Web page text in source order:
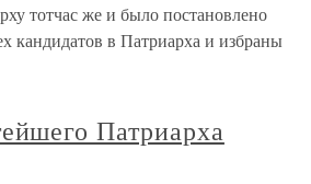
тотчас же и было постановлено
кандидатов в Патриарха и избраны
Патриарха